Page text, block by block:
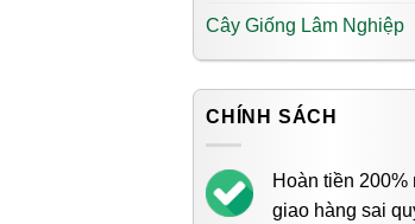
Cây Giống Lâm Nghiệp
CHÍNH SÁCH
Hoàn tiền 200%
giao hàng sai